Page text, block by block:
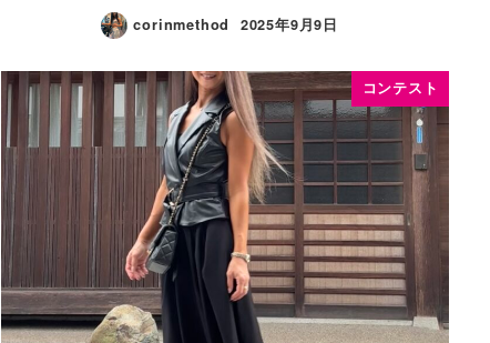
corinmethod 2025年9月9日
コンテスト